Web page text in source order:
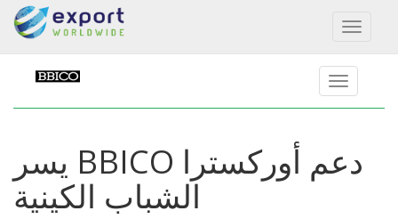
Toggle
يسر BBICO دعم أوركسترا
الشباب الكينية